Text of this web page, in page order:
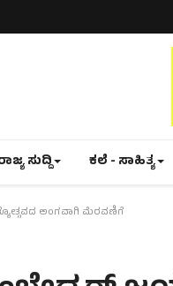
ಸುದ್ದಿ ಕಲೆ - ಸಾಹಿತ್ಯ
ಅಂಗವಾಗಿ ಮೆರವಣಿಗೆ